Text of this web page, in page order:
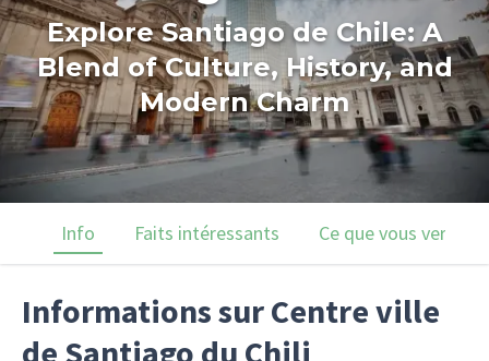
Explore Santiago de Chile: A
Blend of Culture, History, and
Modern Charm
Info Faits intéressants Ce que vous verrez
Informations sur Centre ville
de Santiago du Chili